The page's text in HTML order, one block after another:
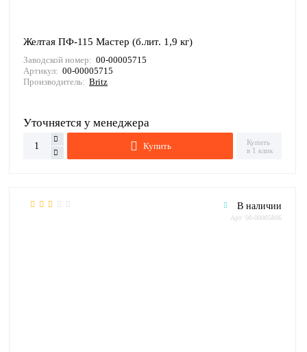
Желтая ПФ-115 Мастер (б.лит. 1,9 кг)
Заводской номер: 00-00005715
Артикул: 00-00005715
Производитель: Britz
Уточняется у менеджера
Купить
Купить
в 1 клик
В наличии
Арт: 00-00005806